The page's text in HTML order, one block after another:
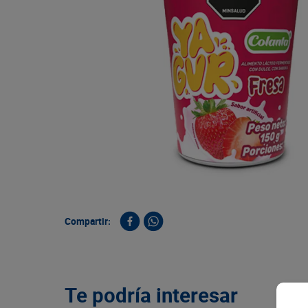
9.
10 . papa
Compartir:
Te podría interesar